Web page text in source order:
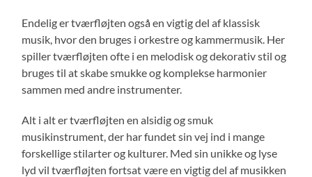
Endelig er tværfløjten også en vigtig del af klassisk
musik, hvor den bruges i orkestre og kammermusik. Her
spiller tværfløjten ofte i en melodisk og dekorativ stil og
bruges til at skabe smukke og komplekse harmonier
sammen med andre instrumenter.
Alt i alt er tværfløjten en alsidig og smuk
musikinstrument, der har fundet sin vej ind i mange
forskellige stilarter og kulturer. Med sin unikke og lyse
lyd vil tværfløjten fortsat være en vigtig del af musikken